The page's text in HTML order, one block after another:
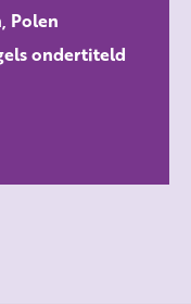
Polen
ondertiteld